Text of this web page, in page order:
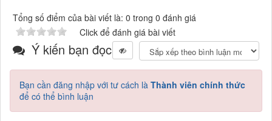
Tổng số điểm của bài viết là: 0 trong 0 đánh giá
Click để đánh giá bài viết
Ý kiến bạn đọc
Bạn cần đăng nhập với tư cách là Thành viên chính thức
để có thể bình luận